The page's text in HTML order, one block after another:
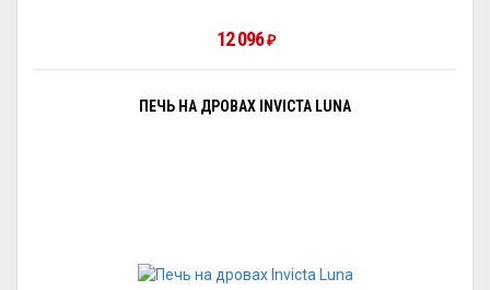
12 096₽
ПЕЧЬ НА ДРОВАХ INVICTA LUNA